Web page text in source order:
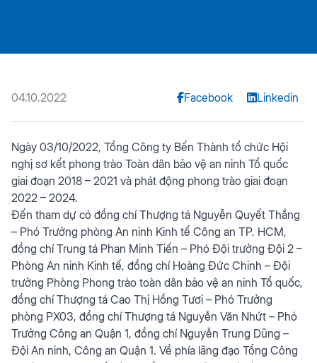
04.10.2022 Facebook Linkedin
Ngày 03/10/2022, Tổng Công ty Bến Thành tổ chức Hội
nghị sơ kết phong trào Toàn dân bảo vệ an ninh Tổ quốc
giai đoạn 2018 – 2021 và phát động phong trào giai đoạn
2022 – 2024.
Đến tham dự có đồng chí Thượng tá Nguyễn Quyết Thắng
– Phó Trưởng phòng An ninh Kinh tế Công an TP. HCM,
đồng chí Trung tá Phan Minh Tiến – Phó Đội trưởng Đội 2 –
Phòng An ninh Kinh tế, đồng chí Hoàng Đức Chinh – Đội
trưởng Phòng Phong trào toàn dân bảo vệ an ninh Tổ quốc,
đồng chí Thượng tá Cao Thị Hồng Tươi – Phó Trưởng
phòng PX03, đồng chí Thượng tá Nguyễn Văn Nhứt – Phó
Trưởng Công an Quận 1, đồng chí Nguyễn Trung Dũng –
Đội An ninh, Công an Quận 1. Về phía lãng đạo Tổng Công